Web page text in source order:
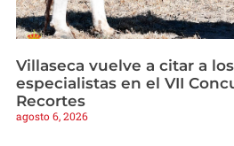
Villaseca vuelve a citar a
especialistas en el VII
Recortes
agosto 6, 2026